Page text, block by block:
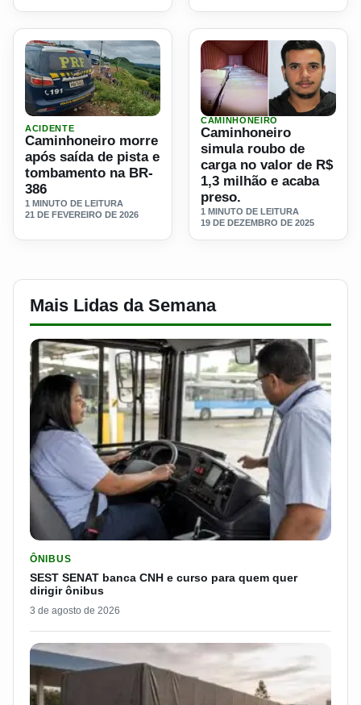
Ler materia: Caminhoneiro morre após saída de pista e
ACIDENTE
Caminhoneiro morre
após saída de pista e
tombamento na BR-
386
1 MINUTO DE LEITURA
21 DE FEVEREIRO DE 2026
Ler materia: Caminhoneiro
CAMINHONEIRO
Caminhoneiro
simula roubo de
carga no valor de R$
1,3 milhão e acaba
preso.
1 MINUTO DE LEITURA
19 DE DEZEMBRO DE 2025
Mais Lidas da Semana
ÔNIBUS
SEST SENAT banca CNH e curso para quem quer
dirigir ônibus
3 de agosto de 2026